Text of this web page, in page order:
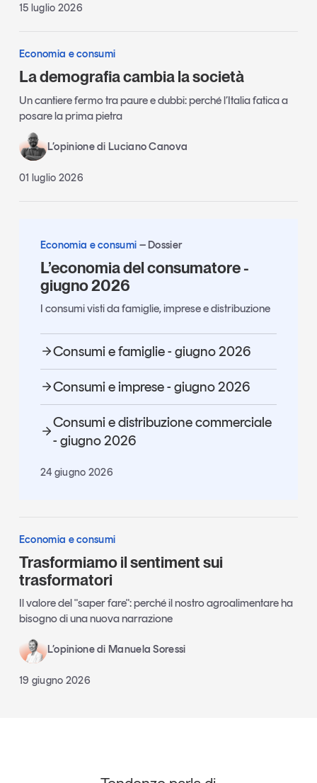
15 luglio 2026
Economia e consumi
La demografia cambia la società
Un cantiere fermo tra paure e dubbi: perché l’Italia fatica a
posare la prima pietra
L’opinione di Luciano Canova
01 luglio 2026
Economia e consumi Dossier
L’economia del consumatore -
giugno 2026
I consumi visti da famiglie, imprese e distribuzione
Consumi e famiglie - giugno 2026
Consumi e imprese - giugno 2026
Consumi e distribuzione commerciale
- giugno 2026
24 giugno 2026
Economia e consumi
Trasformiamo il sentiment sui
trasformatori
Il valore del "saper fare": perché il nostro agroalimentare ha
bisogno di una nuova narrazione
L’opinione di Manuela Soressi
19 giugno 2026